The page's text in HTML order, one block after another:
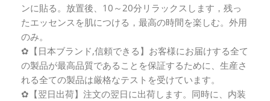
ンに貼る。放置後、10～20分リラックスします，残っ
たエッセンスを肌につける，最高の時間を楽しむ。外用
のみ。
✿【日本ブランド,信頼できる】お客様にお届けする全て
の製品が最高品質であることを保証するために、生産さ
れる全ての製品は厳格なテストを受けています。
✿【翌日出荷】注文の翌日に出荷します。同時に、内装